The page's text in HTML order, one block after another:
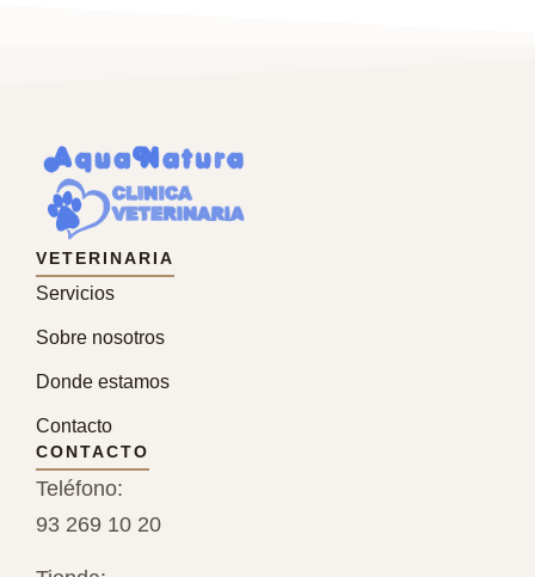
VETERINARIA
Servicios
Sobre nosotros
Donde estamos
Contacto
CONTACTO
Teléfono:
93 269 10 20